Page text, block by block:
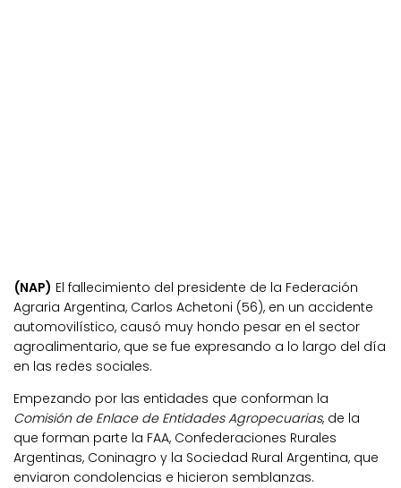
(NAP) El fallecimiento del presidente de la Federación
Agraria Argentina, Carlos Achetoni (56), en un accidente
automovilístico, causó muy hondo pesar en el sector
agroalimentario, que se fue expresando a lo largo del día
en las redes sociales.
Empezando por las entidades que conforman la
Comisión de Enlace de Entidades Agropecuarias, de la
que forman parte la FAA, Confederaciones Rurales
Argentinas, Coninagro y la Sociedad Rural Argentina, que
enviaron condolencias e hicieron semblanzas.